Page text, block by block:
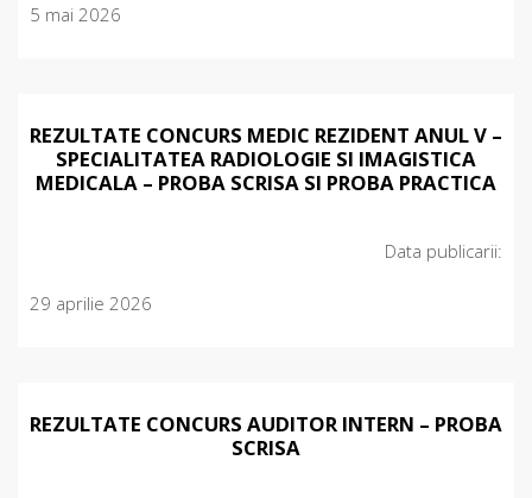
5 mai 2026
REZULTATE CONCURS MEDIC REZIDENT ANUL V –
SPECIALITATEA RADIOLOGIE SI IMAGISTICA
MEDICALA – PROBA SCRISA SI PROBA PRACTICA
Data publicarii:
29 aprilie 2026
REZULTATE CONCURS AUDITOR INTERN – PROBA
SCRISA